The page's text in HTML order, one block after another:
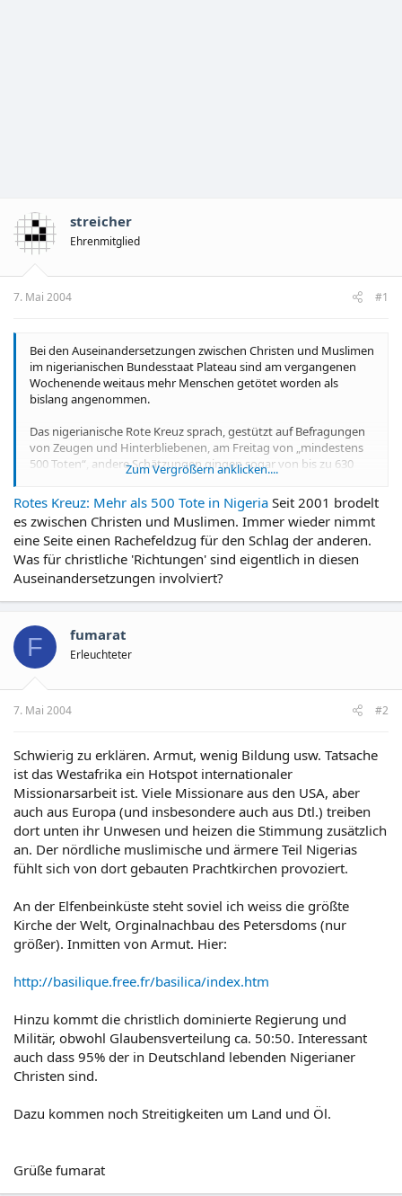
streicher
Ehrenmitglied
7. Mai 2004 #1
Bei den Auseinandersetzungen zwischen Christen und Muslimen
im nigerianischen Bundesstaat Plateau sind am vergangenen
Wochenende weitaus mehr Menschen getötet worden als
bislang angenommen.
Das nigerianische Rote Kreuz sprach, gestützt auf Befragungen
von Zeugen und Hinterbliebenen, am Freitag von „mindestens
500 Toten“, andere Schätzungen gingen sogar von bis zu 630
Toten aus. Bislang hatten die Behörden die Zahl der Toten mit 67
angegeben. Offizielle Stellen in Nigeria spielen die tatsächlichen
Opferzahlen aber häufig herunter, um Racheakten in dem von
ethnischen und religiösen Konflikten geplagten Land
vorzubeugen.
Zum Vergrößern anklicken....
Rotes Kreuz: Mehr als 500 Tote in Nigeria Seit 2001 brodelt
es zwischen Christen und Muslimen. Immer wieder nimmt
eine Seite einen Rachefeldzug für den Schlag der anderen.
Was für christliche 'Richtungen' sind eigentlich in diesen
Auseinandersetzungen involviert?
F fumarat
Erleuchteter
7. Mai 2004 #2
Schwierig zu erklären. Armut, wenig Bildung usw. Tatsache
ist das Westafrika ein Hotspot internationaler
Missionarsarbeit ist. Viele Missionare aus den USA, aber
auch aus Europa (und insbesondere auch aus Dtl.) treiben
dort unten ihr Unwesen und heizen die Stimmung zusätzlich
an. Der nördliche muslimische und ärmere Teil Nigerias
fühlt sich von dort gebauten Prachtkirchen provoziert.
An der Elfenbeinküste steht soviel ich weiss die größte
Kirche der Welt, Orginalnachbau des Petersdoms (nur
größer). Inmitten von Armut. Hier:
http://basilique.free.fr/basilica/index.htm
Hinzu kommt die christlich dominierte Regierung und
Militär, obwohl Glaubensverteilung ca. 50:50. Interessant
auch dass 95% der in Deutschland lebenden Nigerianer
Christen sind.
Dazu kommen noch Streitigkeiten um Land und Öl.
Grüße fumarat